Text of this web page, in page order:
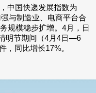
中国快递发展指数为
与制造业、电商平台合
规模稳步扩增。4月，日
明节期间（4月4日—6
，同比增长17%。